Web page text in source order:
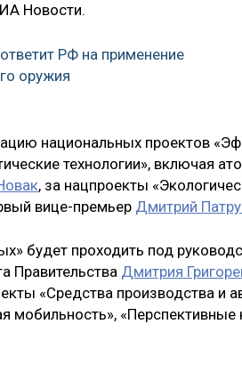
Новости.
РФ на применение
оружия
национальных проектов
технологии», включая
, за нацпроекты
вице-премьер Дмитрий
будет проходить под
Правительства Дмитрия
«Средства производства и
мобильность», «Перспективные